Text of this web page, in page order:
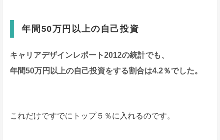
年間50万円以上の自己投資
キャリアデザインレポート2012の統計でも、
年間50万円以上の自己投資をする割合は4.2％でした。
これだけですでにトップ５％に入れるのです。